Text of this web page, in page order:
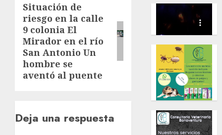
Siguiente
entrada:
Situación de
riesgo en la calle
9 colonia El
Mirador en el río
San Antonio Un
hombre se
aventó al puente
Deja una respuesta